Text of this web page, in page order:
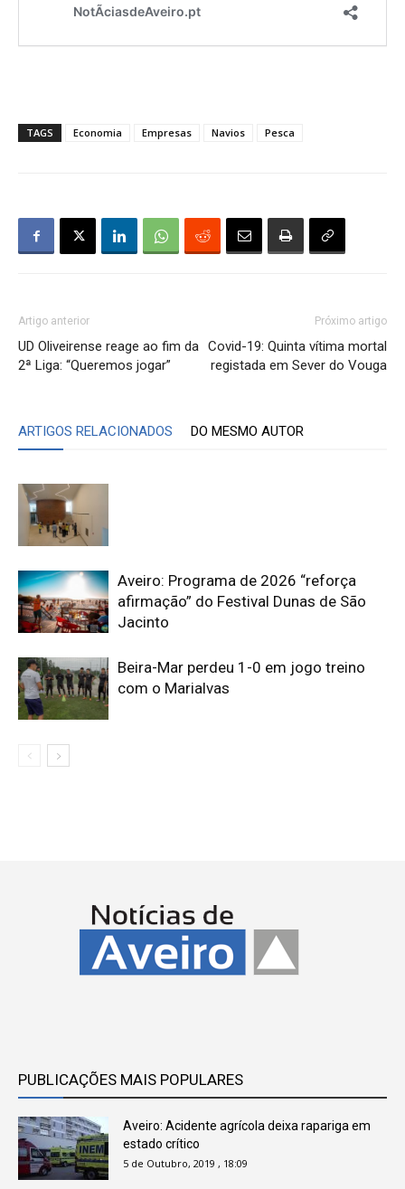
TAGS Economia Empresas Navios Pesca
Artigo anterior
UD Oliveirense reage ao fim da
2ª Liga: “Queremos jogar”
Próximo artigo
Covid-19: Quinta vítima mortal
registada em Sever do Vouga
ARTIGOS RELACIONADOS DO MESMO AUTOR
Aveiro: Programa de 2026 “reforça
afirmação” do Festival Dunas de São
Jacinto
Beira-Mar perdeu 1-0 em jogo treino
com o Marialvas
PUBLICAÇÕES MAIS POPULARES
Aveiro: Acidente agrícola deixa rapariga em
estado crítico
5 de Outubro, 2019 , 18:09